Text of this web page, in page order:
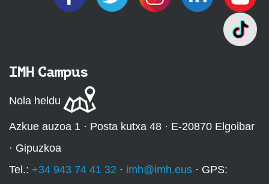
IMH Campus
Nola heldu
Azkue auzoa 1 · Posta kutxa 48 · E-20870 Elgoibar
· Gipuzkoa
Tel.: +34 943 74 41 32 · imh@imh.eus · GPS: